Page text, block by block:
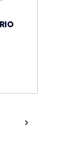
Nasledujúca